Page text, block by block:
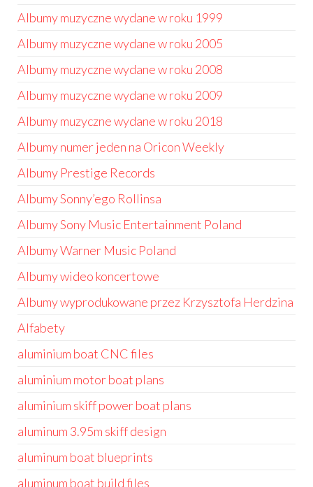
Albumy muzyczne wydane w roku 1999
Albumy muzyczne wydane w roku 2005
Albumy muzyczne wydane w roku 2008
Albumy muzyczne wydane w roku 2009
Albumy muzyczne wydane w roku 2018
Albumy numer jeden na Oricon Weekly
Albumy Prestige Records
Albumy Sonny’ego Rollinsa
Albumy Sony Music Entertainment Poland
Albumy Warner Music Poland
Albumy wideo koncertowe
Albumy wyprodukowane przez Krzysztofa Herdzina
Alfabety
aluminium boat CNC files
aluminium motor boat plans
aluminium skiff power boat plans
aluminum 3.95m skiff design
aluminum boat blueprints
aluminum boat build files